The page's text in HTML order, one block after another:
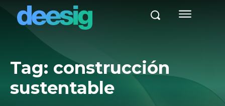
Tag: construcción
sustentable